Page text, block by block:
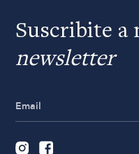
Suscribite a
newsletter